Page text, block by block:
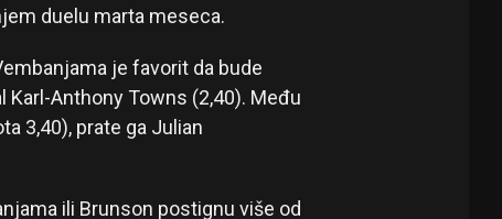
duelu marta meseca.
je favorit da bude
Karl-Anthony Towns (2,40). Među
3,40), prate ga Julian
ili Brunson postignu više od